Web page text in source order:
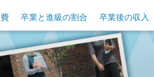
卒業と進級の割合 卒業後の収入